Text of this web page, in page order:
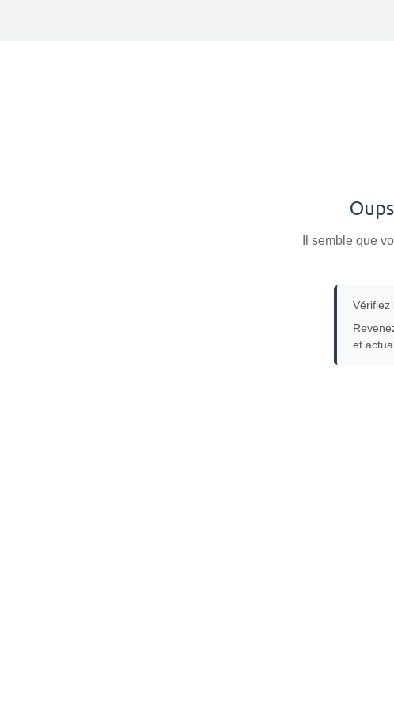
Il semble que
Vérifiez
et